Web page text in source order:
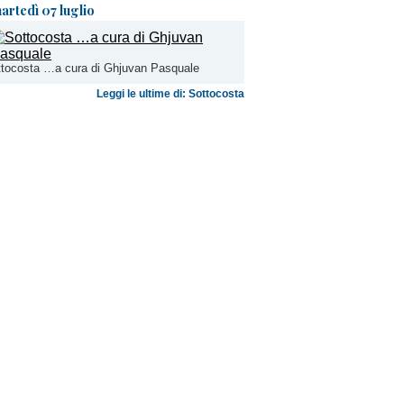
07 luglio
…a cura di Ghjuvan Pasquale
Leggi le ultime di: Sottocosta